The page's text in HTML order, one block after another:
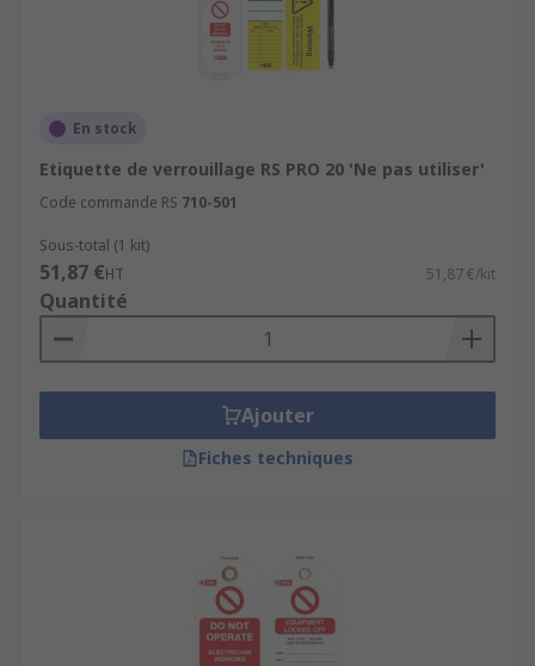
En stock
Etiquette de verrouillage RS PRO 20 'Ne pas utiliser'
Code commande RS 710-501
Sous-total (1 kit)
51,87 €HT 51,87 €/kit
Quantité
Ajouter
Fiches techniques